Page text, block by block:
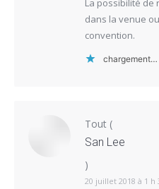
La possibilité de
dans la venue
convention.
chargement…
Tout (
San Lee
)
20 juillet 2018 à 1 h